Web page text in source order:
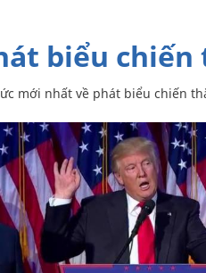
biểu
mới nhất về phát biểu chiến